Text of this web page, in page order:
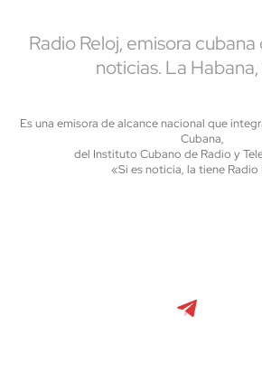
Radio Reloj, emisora cubana
noticias. La
Es una emisora de alcance nacional que
Cubana,
del Instituto Cubano de Radio y
«Si es noticia, la tiene Radio